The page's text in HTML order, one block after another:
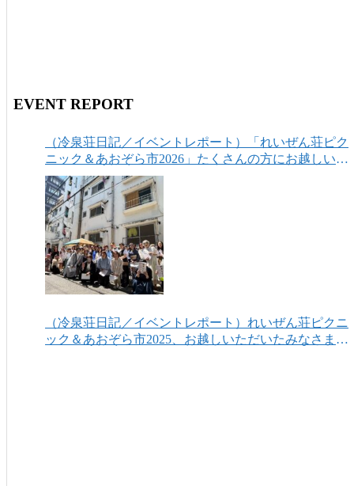
EVENT REPORT
（冷泉荘日記／イベントレポート）「れいぜん荘ピク
ニック＆あおぞら市2026」たくさんの方にお越しいた
だき、ありがとうございました！
（冷泉荘日記／イベントレポート）れいぜん荘ピクニ
ック＆あおぞら市2025、お越しいただいたみなさまあ